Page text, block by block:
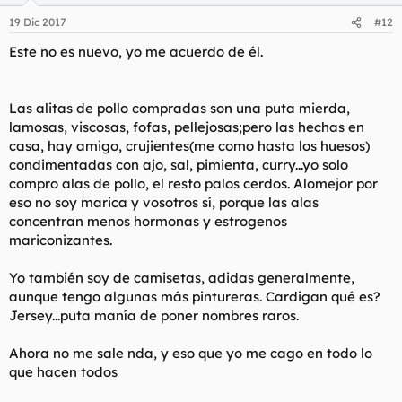
Desahogaos foreros. Soltad lastre aquí sobre lo que os alegra el
Pics semi related. Si, es siempre la misma. ¿¿Y QUE??Ver el
archivos adjunto 4369Ver el archivos adjunto 4369
Ver el archivos adjunto 4369 Ver el archivos adjunto 4369 Ver el
archivos adjunto 4369
19 Dic 2017 #12
Este no es nuevo, yo me acuerdo de él.
Las alitas de pollo compradas son una puta mierda,
lamosas, viscosas, fofas, pellejosas;pero las hechas en
casa, hay amigo, crujientes(me como hasta los huesos)
condimentadas con ajo, sal, pimienta, curry...yo solo
compro alas de pollo, el resto palos cerdos. Alomejor por
eso no soy marica y vosotros sí, porque las alas
concentran menos hormonas y estrogenos
mariconizantes.
Yo también soy de camisetas, adidas generalmente,
aunque tengo algunas más pintureras. Cardigan qué es?
Jersey...puta manía de poner nombres raros.
Ahora no me sale nda, y eso que yo me cago en todo lo
que hacen todos